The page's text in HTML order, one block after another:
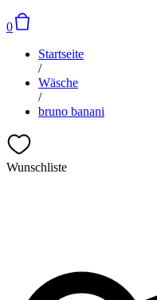
0
Startseite
/
Wäsche
/
bruno banani
Wunschliste